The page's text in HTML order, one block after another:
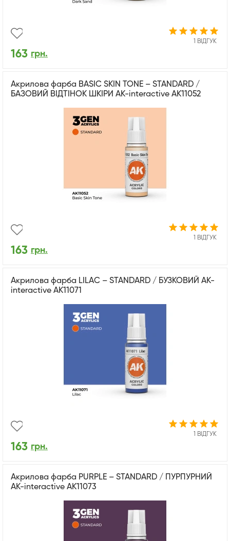
1 ВІДГУК
163 грн.
Акрилова фарба BASIC SKIN TONE – STANDARD /
БАЗОВИЙ ВІДТІНОК ШКІРИ AK-interactive AK11052
1 ВІДГУК
163 грн.
Акрилова фарба LILAC – STANDARD / БУЗКОВИЙ AK-
interactive AK11071
1 ВІДГУК
163 грн.
Акрилова фарба PURPLE – STANDARD / ПУРПУРНИЙ
AK-interactive AK11073